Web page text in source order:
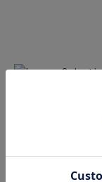
ンハーゲンと青花
Blue ＆ White～